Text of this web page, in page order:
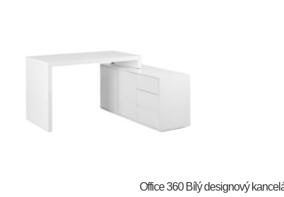
Office 360 Bílý designový